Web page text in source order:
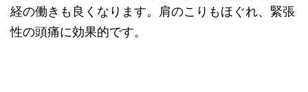
経の働きも良くなります。肩のこりもほぐれ、緊張
性の頭痛に効果的です。